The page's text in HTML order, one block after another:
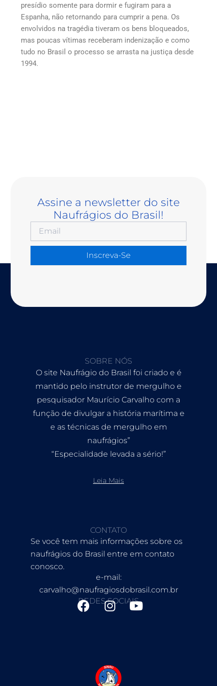
presídio somente para dormir e fugiram para a
Espanha, não retornando para cumprir a pena. Os
envolvidos na tragédia tiveram os bens bloqueados,
mas poucas vítimas receberam indenização e como
tudo no Brasil o processo se arrasta na justiça desde
1994.
Assine a newsletter do site
Naufrágios do Brasil!
Inscreva-Se
SOBRE NÓS
O site Naufrágio do Brasil foi criado e é
mantido pelo instrutor de mergulho e
pesquisador Maurício Carvalho com a
função de divulgar a história marítima e
e as técnicas de mergulho em
naufrágios”
“Especialidade levada a sério!”
Leia Mais
CONTATO
Se você tem mais informações sobre os
naufrágios do Brasil entre em contato
conosco.
e-mail:
carvalho@naufragiosdobrasil.com.br
REDES SOCIAIS
F
I
g
Y